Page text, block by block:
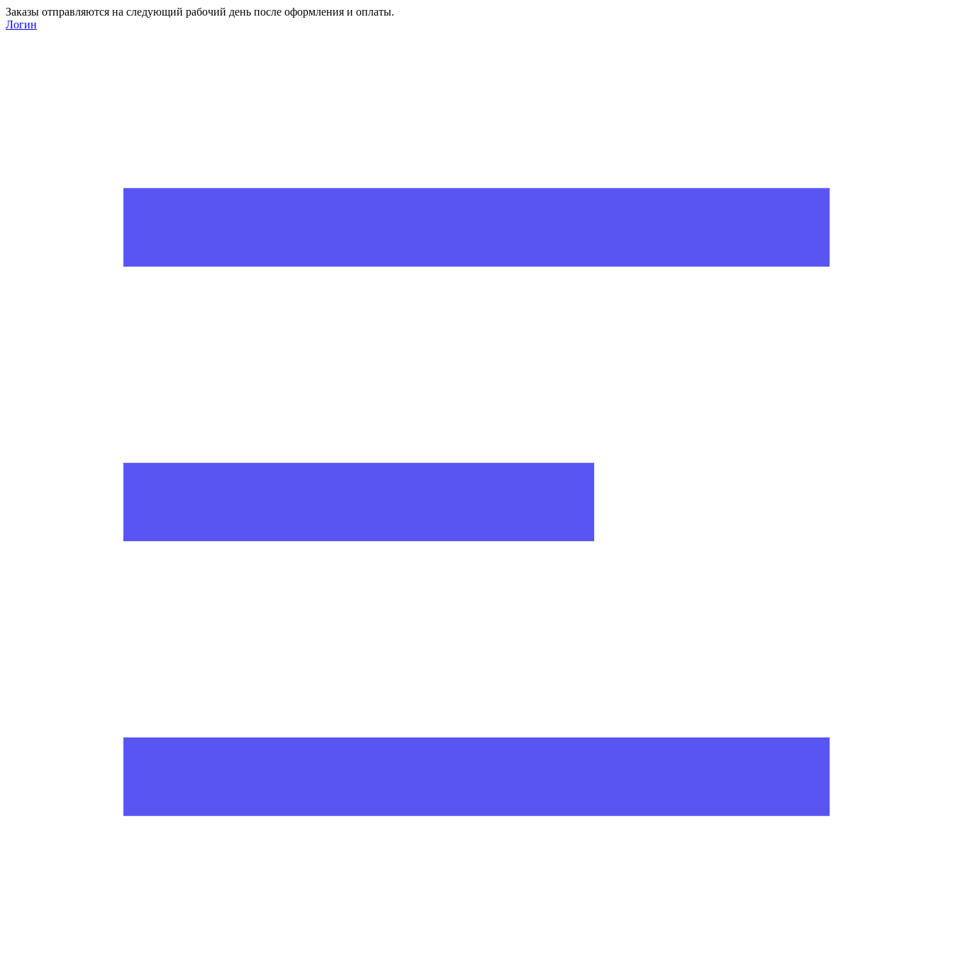
Заказы отправляются на следующий рабочий день после оформления и оплаты.
Логин